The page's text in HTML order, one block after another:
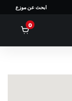
ابحث عن موزع
0